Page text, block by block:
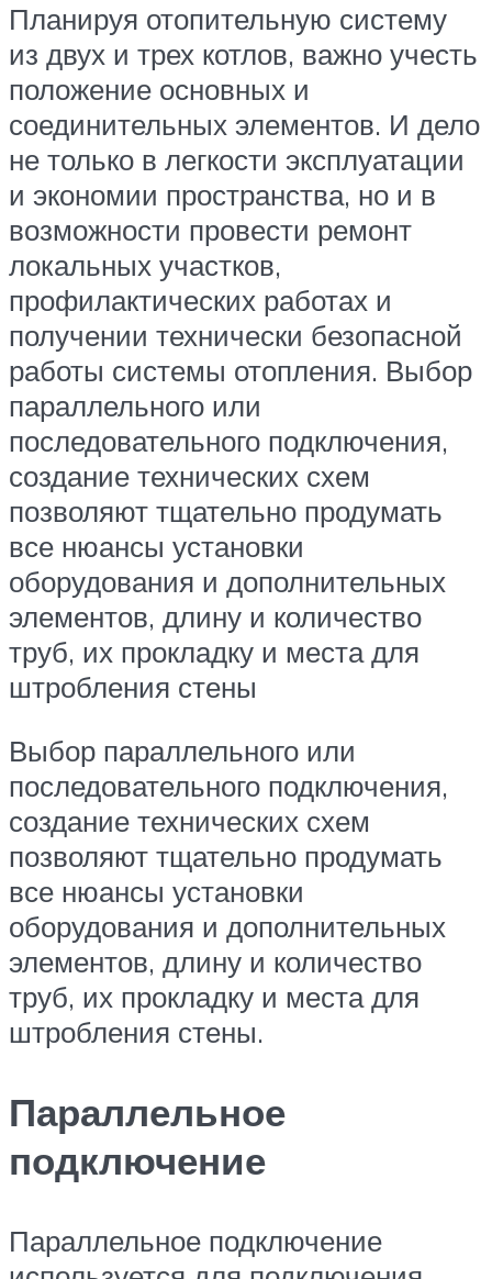
Планируя отопительную систему
из двух и трех котлов, важно учесть
положение основных и
соединительных элементов. И дело
не только в легкости эксплуатации
и экономии пространства, но и в
возможности провести ремонт
локальных участков,
профилактических работах и
получении технически безопасной
работы системы отопления. Выбор
параллельного или
последовательного подключения,
создание технических схем
позволяют тщательно продумать
все нюансы установки
оборудования и дополнительных
элементов, длину и количество
труб, их прокладку и места для
штробления стены
Выбор параллельного или
последовательного подключения,
создание технических схем
позволяют тщательно продумать
все нюансы установки
оборудования и дополнительных
элементов, длину и количество
труб, их прокладку и места для
штробления стены.
Параллельное
подключение
Параллельное подключение